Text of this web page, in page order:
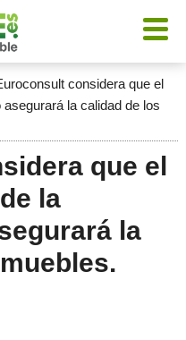
considera que el
la calidad de los
que el
la
la